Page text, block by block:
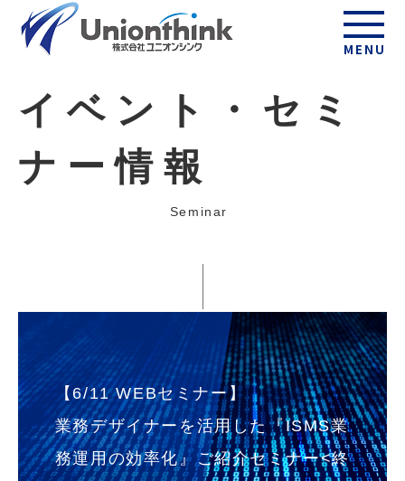
MENU
イベント・セミ
ナー情報
Seminar
【6/11 WEBセミナー】
業務デザイナーを活用した『ISMS業
務運用の効率化』ご紹介セミナー<終